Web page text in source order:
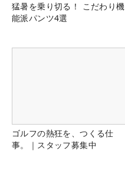
猛暑を乗り切る！ こだわり機
能派パンツ4選
ゴルフの熱狂を、つくる仕
事。｜スタッフ募集中